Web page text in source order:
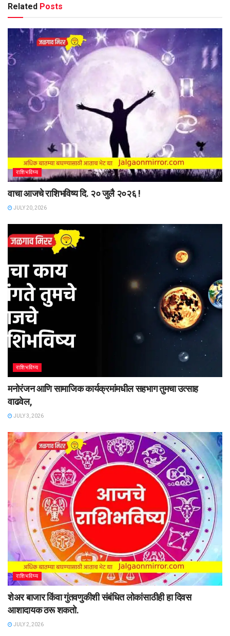
Related Posts
राशिभविष्य
वाचा आजचे राशिभविष्य दि. २० जुलै २०२६ !
JULY 20, 2026
राशिभविष्य
मनोरंजन आणि सामाजिक कार्यक्रमांमधील सहभाग तुमचा उत्साह
वाढवेल,
JULY 3, 2026
राशिभविष्य
शेअर बाजार किंवा गुंतवणुकीशी संबंधित लोकांसाठीही हा दिवस
आशादायक ठरू शकतो.
JULY 2, 2026